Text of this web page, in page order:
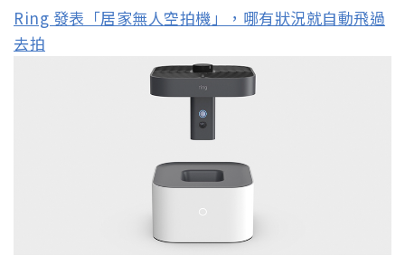
Ring 發表「居家無人空拍機」，哪有狀況就自動飛過
去拍